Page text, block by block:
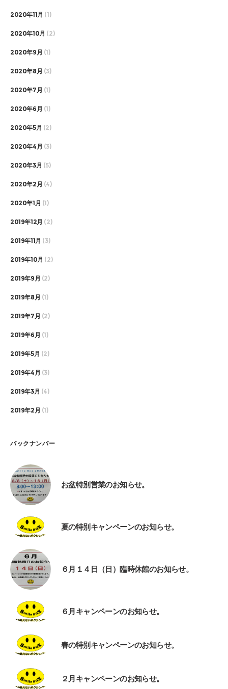
2020年11月 (1)
2020年10月 (2)
2020年9月 (1)
2020年8月 (3)
2020年7月 (1)
2020年6月 (1)
2020年5月 (2)
2020年4月 (3)
2020年3月 (5)
2020年2月 (4)
2020年1月 (1)
2019年12月 (2)
2019年11月 (3)
2019年10月 (2)
2019年9月 (2)
2019年8月 (1)
2019年7月 (2)
2019年6月 (1)
2019年5月 (2)
2019年4月 (3)
2019年3月 (4)
2019年2月 (1)
バックナンバー
お盆特別営業のお知らせ。
夏の特別キャンペーンのお知らせ。
６月１４日（日）臨時休館のお知らせ。
６月キャンペーンのお知らせ。
春の特別キャンペーンのお知らせ。
２月キャンペーンのお知らせ。